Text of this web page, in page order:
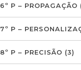
6º P – PROPAGAÇÃO
7º P –
8º P – PRECISÃO (3)